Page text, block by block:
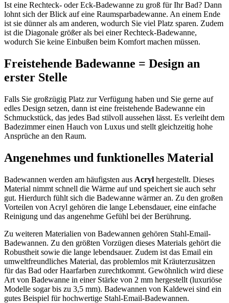
Ist eine Rechteck- oder Eck-Badewanne zu groß für Ihr Bad? Dann
lohnt sich der Blick auf eine Raumsparbadewanne. An einem Ende
ist sie dünner als am anderen, wodurch Sie viel Platz sparen. Zudem
ist die Diagonale größer als bei einer Rechteck-Badewanne,
wodurch Sie keine Einbußen beim Komfort machen müssen.
Freistehende Badewanne = Design an
erster Stelle
Falls Sie großzügig Platz zur Verfügung haben und Sie gerne auf
edles Design setzen, dann ist eine freistehende Badewanne ein
Schmuckstück, das jedes Bad stilvoll aussehen lässt. Es verleiht dem
Badezimmer einen Hauch von Luxus und stellt gleichzeitig hohe
Ansprüche an den Raum.
Angenehmes und funktionelles Material
Badewannen werden am häufigsten aus Acryl hergestellt. Dieses
Material nimmt schnell die Wärme auf und speichert sie auch sehr
gut. Hierdurch fühlt sich die Badewanne wärmer an. Zu den großen
Vorteilen von Acryl gehören die lange Lebensdauer, eine einfache
Reinigung und das angenehme Gefühl bei der Berührung.
Zu weiteren Materialien von Badewannen gehören Stahl-Email-
Badewannen. Zu den größten Vorzügen dieses Materials gehört die
Robustheit sowie die lange lebendsauer. Zudem ist das Email ein
umweltfreundliches Material, das problemlos mit Kräuterzusätzen
für das Bad oder Haarfarben zurechtkommt. Gewöhnlich wird diese
Art von Badewanne in einer Stärke von 2 mm hergestellt (luxuriöse
Modelle sogar bis zu 3,5 mm). Badewannen von Kaldewei sind ein
gutes Beispiel für hochwertige Stahl-Email-Badewannen.